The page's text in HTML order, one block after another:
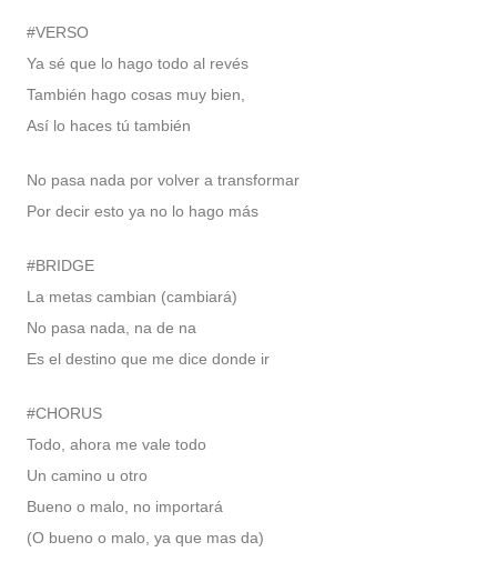
#VERSO
Ya sé que lo hago todo al revés
También hago cosas muy bien,
Así lo haces tú también
No pasa nada por volver a transformar
Por decir esto ya no lo hago más
#BRIDGE
La metas cambian (cambiará)
No pasa nada, na de na
Es el destino que me dice donde ir
#CHORUS
Todo, ahora me vale todo
Un camino u otro
Bueno o malo, no importará
(O bueno o malo, ya que mas da)